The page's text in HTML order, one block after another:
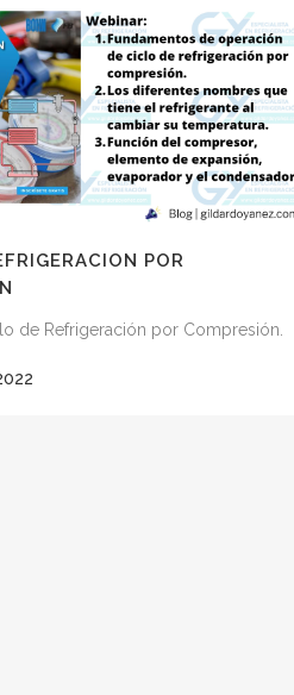
POR
de Refrigeración por Compresión.